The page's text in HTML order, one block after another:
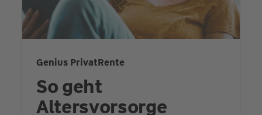
Genius PrivatRente
So geht
Altersvorsorge